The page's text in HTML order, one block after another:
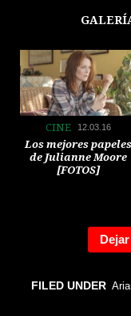
CINE 12.03.16
Los mejores papeles
de Julianne Moore
[FOTOS]
Príncipe Harry
FILED UNDER